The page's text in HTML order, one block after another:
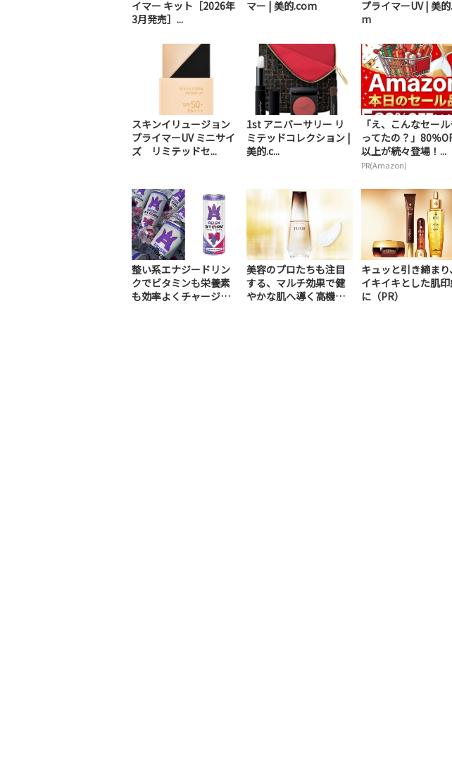
イマー キット［2026年
3月発売］...
マー | 美的.com
プライマーUV | 美
m
スキンイリュージョン
プライマーUV ミニサイ
ズ リミテッドセ...
1st アニバーサリー リ
ミテッドコレクション |
美的.c...
「え、こんなセー
ってたの？」80％
以上が続々登場！...
PR(Amazon)
整い系エナジードリン
クでビタミンも栄養素
も効率よくチャージ！
美容のプロたちも注目
する、マルチ効果で健
やかな肌へ導く高機能
キュッと引き締まり、
イキイキとした肌
に（PR）